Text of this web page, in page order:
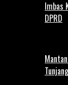
Imbas
DPRD